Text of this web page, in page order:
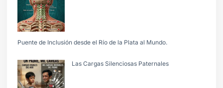
Puente de Inclusión desde el Río de la Plata al Mundo.
Las Cargas Silenciosas Paternales